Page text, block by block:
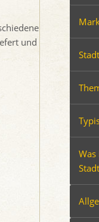
und